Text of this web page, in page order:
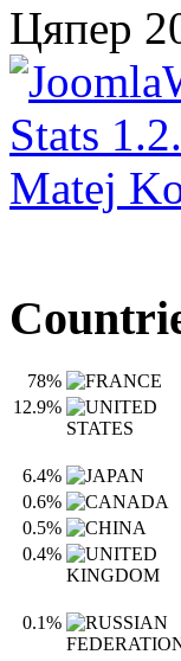
Цяпер
78%
12.9%
6.4%
0.6%
0.5%
0.4%
0.1%